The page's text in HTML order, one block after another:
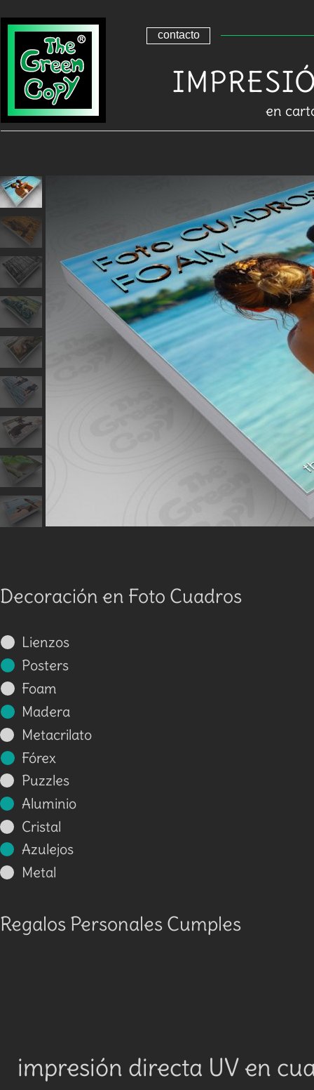
contacto
en
Decoración en Foto Cuadros
Lienzos
Posters
Foam
Madera
Metacrilato
Fórex
Puzzles
Aluminio
Cristal
Azulejos
Metal
Regalos Personales Cumples
impresión directa UV en